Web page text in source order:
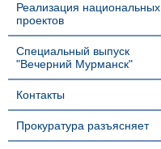
Реализация национальных
проектов
Специальный выпуск
"Вечерний Мурманск"
Контакты
Прокуратура разъясняет